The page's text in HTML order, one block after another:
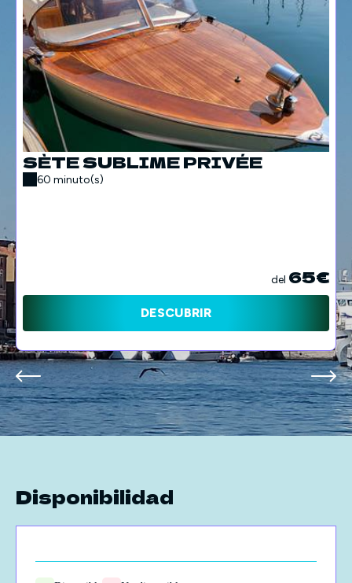
SÈTE SUBLIME PRIVÉE
60 minuto(s)
del 65€
DESCUBRIR
Disponibilidad